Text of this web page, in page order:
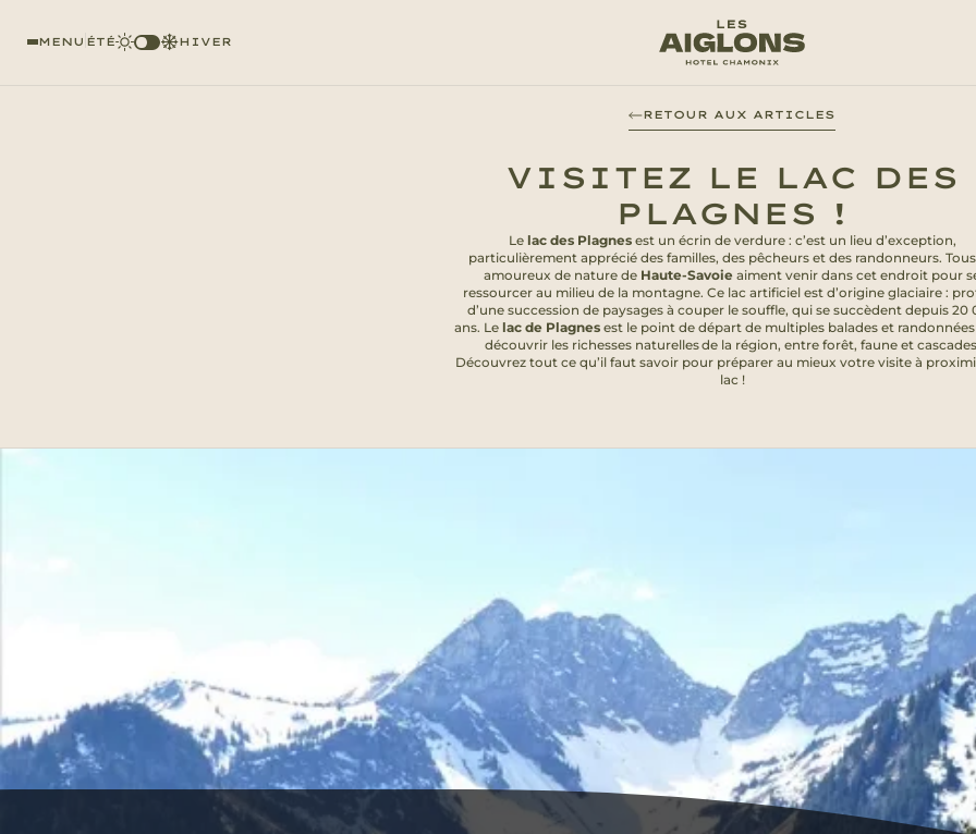
MENU ÉTÉ HIVER
RETOUR AUX ARTICLES
VISITEZ LE LAC DES
PLAGNES !
Le lac des Plagnes est un écrin de verdure : c’est un lieu d’exception,
particulièrement apprécié des familles, des pêcheurs et des randonneurs.
amoureux de nature de Haute-Savoie aiment venir dans cet endroit pour
ressourcer au milieu de la montagne. Ce lac artificiel est d’origine glaciaire :
d’une succession de paysages à couper le souffle, qui se succèdent depuis 20
ans. Le lac de Plagnes est le point de départ de multiples balades et
découvrir les richesses naturelles de la région, entre forêt, faune et
Découvrez tout ce qu’il faut savoir pour préparer au mieux votre visite à
lac !